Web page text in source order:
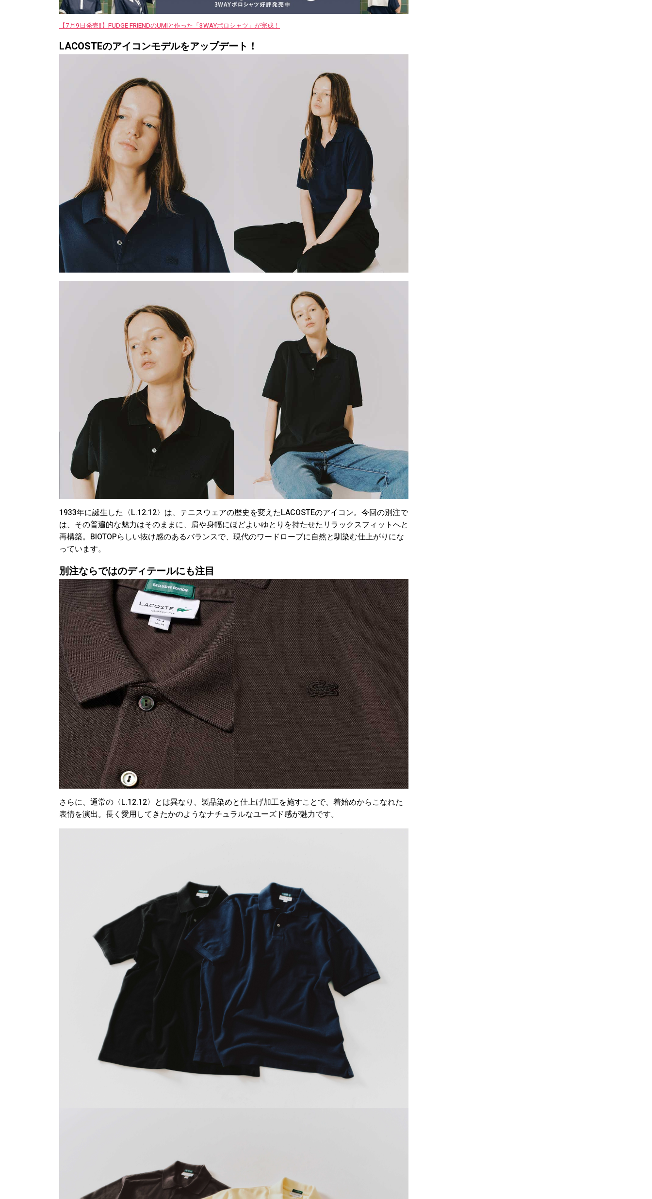
【7月9日発売‼︎】FUDGE FRIENDのUMIと作った「3WAYポロシャツ」が完成！
LACOSTEのアイコンモデルをアップデート！
1933年に誕生した〈L.12.12〉は、テニスウェアの歴史を変えたLACOSTEのアイコン。今回の別注で
は、その普遍的な魅力はそのままに、肩や身幅にほどよいゆとりを持たせたリラックスフィットへと
再構築。BIOTOPらしい抜け感のあるバランスで、現代のワードローブに自然と馴染む仕上がりにな
っています。
別注ならではのディテールにも注目
さらに、通常の〈L.12.12〉とは異なり、製品染めと仕上げ加工を施すことで、着始めからこなれた
表情を演出。長く愛用してきたかのようなナチュラルなユーズド感が魅力です。